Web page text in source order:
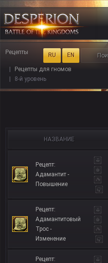
RU EN
Рецепты
Рецепты для гномов
8-й уровень
НАЗВАНИЕ
Рецепт:
Адамантит -
Повышение
Рецепт:
Адамантитовый
Трос -
Изменение
Рецепт: